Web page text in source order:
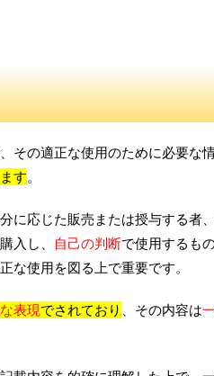
その適正な使用のために必要な
す。
に応じた販売または授与する者
入し、 自己の判断で使用するも
な使用を図る上で重要です。
表現でされており 、その内容は